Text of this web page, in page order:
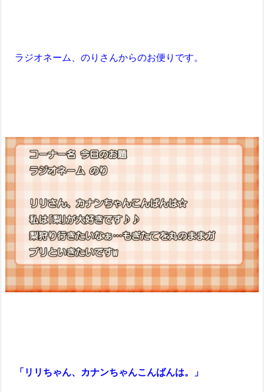
ラジオネーム、のりさんからのお便りです。
「リリちゃん、カナンちゃんこんばんは。」